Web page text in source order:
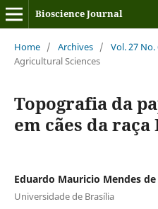
Bioscience Journal
Home / Archives / Vol. 27
Agricultural Sciences
Topografia da
em cães da
Eduardo Mauricio Mendes
Universidade de Brasília